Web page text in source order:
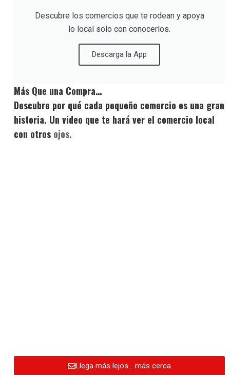
Descubre los comercios que te rodean y apoya
lo local solo con conocerlos.
Descarga la App
Más Que una Compra…
Descubre por qué cada pequeño comercio es una gran
historia. Un video que te hará ver el comercio local
con otros ojos.
Llega más lejos… más cerca